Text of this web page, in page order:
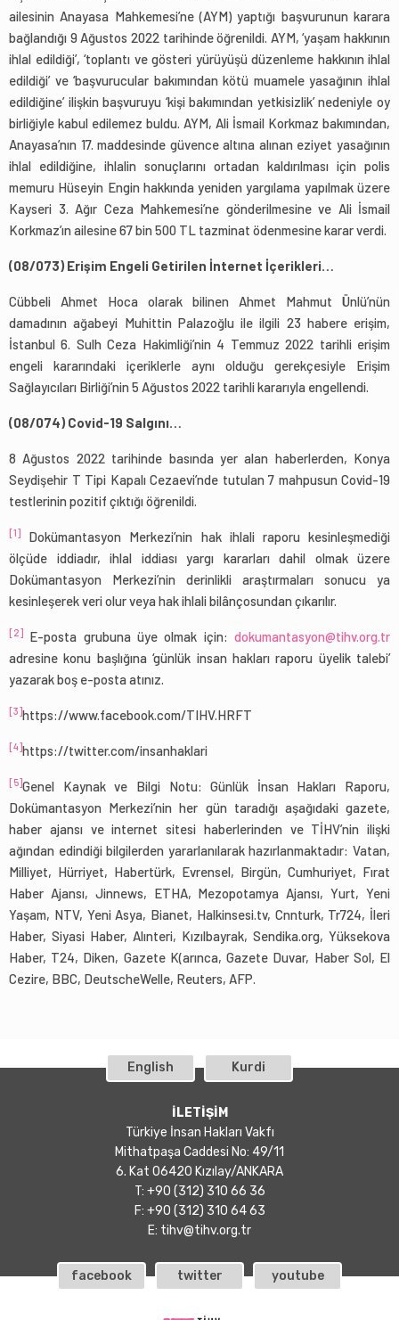
ailesinin Anayasa Mahkemesi’ne (AYM) yaptığı başvurunun karara
bağlandığı 9 Ağustos 2022 tarihinde öğrenildi. AYM, ‘yaşam hakkının
ihlal edildiği’, ‘toplantı ve gösteri yürüyüşü düzenleme hakkının ihlal
edildiği’ ve ‘başvurucular bakımından kötü muamele yasağının ihlal
edildiğine’ ilişkin başvuruyu ‘kişi bakımından yetkisizlik’ nedeniyle oy
birliğiyle kabul edilemez buldu. AYM, Ali İsmail Korkmaz bakımından,
Anayasa’nın 17. maddesinde güvence altına alınan eziyet yasağının
ihlal edildiğine, ihlalin sonuçlarını ortadan kaldırılması için polis
memuru Hüseyin Engin hakkında yeniden yargılama yapılmak üzere
Kayseri 3. Ağır Ceza Mahkemesi’ne gönderilmesine ve Ali İsmail
Korkmaz’ın ailesine 67 bin 500 TL tazminat ödenmesine karar verdi.
(08/073) Erişim Engeli Getirilen İnternet İçerikleri…
Cübbeli Ahmet Hoca olarak bilinen Ahmet Mahmut Ünlü’nün
damadının ağabeyi Muhittin Palazoğlu ile ilgili 23 habere erişim,
İstanbul 6. Sulh Ceza Hakimliği’nin 4 Temmuz 2022 tarihli erişim
engeli kararındaki içeriklerle aynı olduğu gerekçesiyle Erişim
Sağlayıcıları Birliği’nin 5 Ağustos 2022 tarihli kararıyla engellendi.
(08/074) Covid-19 Salgını…
8 Ağustos 2022 tarihinde basında yer alan haberlerden, Konya
Seydişehir T Tipi Kapalı Cezaevi’nde tutulan 7 mahpusun Covid-19
testlerinin pozitif çıktığı öğrenildi.
[1]
Dokümantasyon Merkezi’nin hak ihlali raporu kesinleşmediği
ölçüde iddiadır, ihlal iddiası yargı kararları dahil olmak üzere
Dokümantasyon Merkezi’nin derinlikli araştırmaları sonucu ya
kesinleşerek veri olur veya hak ihlali bilânçosundan çıkarılır.
[2] E-posta grubuna üye olmak için: dokumantasyon@tihv.org.tr
adresine konu başlığına ‘günlük insan hakları raporu üyelik talebi’
yazarak boş e-posta atınız.
[3]https://www.facebook.com/TIHV.HRFT
[4]https://twitter.com/insanhaklari
[5]Genel Kaynak ve Bilgi Notu: Günlük İnsan Hakları Raporu,
Dokümantasyon Merkezi’nin her gün taradığı aşağıdaki gazete,
haber ajansı ve internet sitesi haberlerinden ve TİHV’nin ilişki
ağından edindiği bilgilerden yararlanılarak hazırlanmaktadır: Vatan,
Milliyet, Hürriyet, Habertürk, Evrensel, Birgün, Cumhuriyet, Fırat
Haber Ajansı, Jinnews, ETHA, Mezopotamya Ajansı, Yurt, Yeni
Yaşam, NTV, Yeni Asya, Bianet, Halkinsesi.tv, Cnnturk, Tr724, İleri
Haber, Siyasi Haber, Alınteri, Kızılbayrak, Sendika.org, Yüksekova
Haber, T24, Diken, Gazete K(arınca, Gazete Duvar, Haber Sol, El
Cezire, BBC, DeutscheWelle, Reuters, AFP.
English Kurdi
İLETİŞİM
Türkiye İnsan Hakları Vakfı
Mithatpaşa Caddesi No: 49/11
6. Kat 06420 Kızılay/ANKARA
T: +90 (312) 310 66 36
F: +90 (312) 310 64 63
E: tihv@tihv.org.tr
facebook twitter youtube